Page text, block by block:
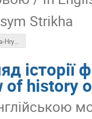
Strikha
UHPP-Strikha-Hrynova.pdf
of history